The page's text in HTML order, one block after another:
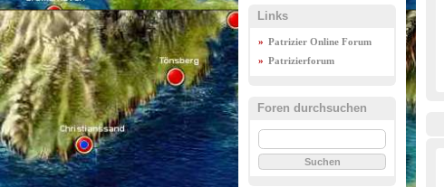
Links
Patrizier Online Forum
Patrizierforum
Foren durchsuchen